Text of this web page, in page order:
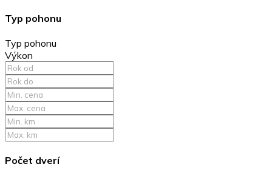
Typ pohonu
Typ pohonu
Výkon
Počet dverí